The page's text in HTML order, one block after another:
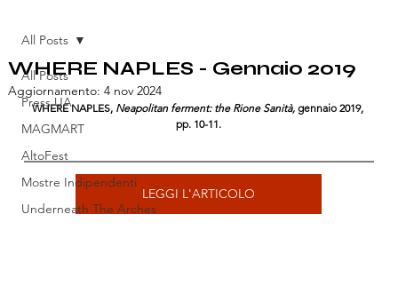
All Posts
Press UA
MAGMART
AltoFest
Mostre Indipendenti
Underneath The Arches
All Posts
WHERE NAPLES - Gennaio 2019
Aggiornamento: 4 nov 2024
WHERE NAPLES, Neapolitan ferment: the Rione Sanità, gennaio 2019,
pp. 10-11.
LEGGI L'ARTICOLO